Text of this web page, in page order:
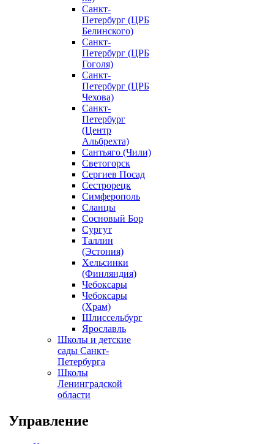
Санкт-
Петербург (ЦРБ
Белинского)
Санкт-
Петербург (ЦРБ
Гоголя)
Санкт-
Петербург (ЦРБ
Чехова)
Санкт-
Петербург
(Центр
Альбрехта)
Сантьяго (Чили)
Светогорск
Сергиев Посад
Сестрорецк
Симферополь
Сланцы
Сосновый Бор
Сургут
Таллин
(Эстония)
Хельсинки
(Финляндия)
Чебоксары
Чебоксары
(Храм)
Шлиссельбург
Ярославль
Школы и детские
сады Санкт-
Петербурга
Школы
Ленинградской
области
Управление